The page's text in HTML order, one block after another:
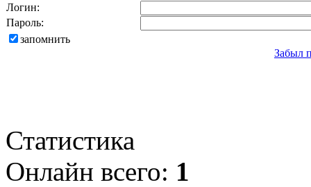
Логин:
Пароль:
запомнить
Забыл
Статистика
Онлайн всего: 1